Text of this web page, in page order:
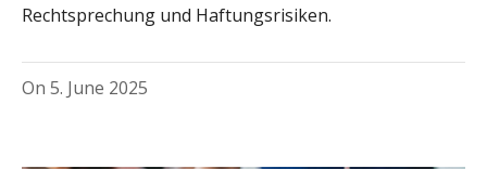
Rechtsprechung und Haftungsrisiken.
On 5. June 2025